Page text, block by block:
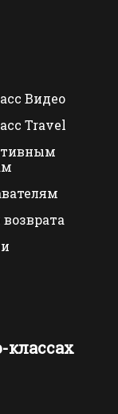
Видео
Travel
классах